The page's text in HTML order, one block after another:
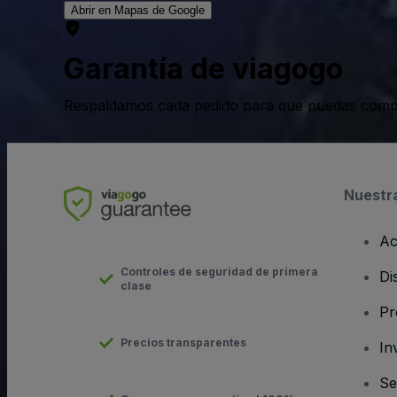
Abrir en Mapas de Google
Garantía de viagogo
Respaldamos cada pedido para que puedas
Controles de seguridad de primera
clase
Precios transparentes